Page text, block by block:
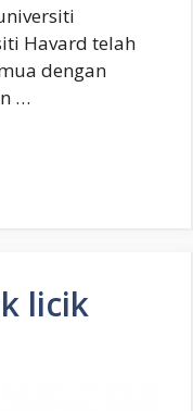
Havard telah
dengan
…
licik